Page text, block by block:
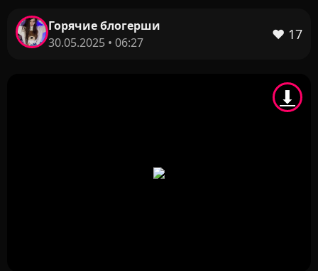
Горячие блогерши
30.05.2025 • 06:27
❤️ 17
⬇